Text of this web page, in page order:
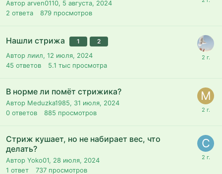
Автор arven0110, 5 августа, 2024
2 ответа 879 просмотров
Нашли стрижа 1 2
Автор лиил, 12 июля, 2024
45 ответов 5.1 тыс просмотра
В норме ли помёт стрижика?
Автор Meduzka1985, 31 июля, 2024
0 ответов 885 просмотров
Стриж кушает, но не набирает вес, что
делать?
Автор Yoko01, 28 июля, 2024
1 ответ 737 просмотров